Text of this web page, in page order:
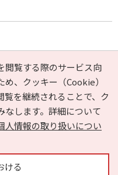
閲覧する際のサービス向
、クッキー（Cookie）
を継続されることで、ク
なします。詳細について
人情報の取り扱いについ
ける
お気に入り
ヘルプ
いて
運営会社
るお問い合わせ